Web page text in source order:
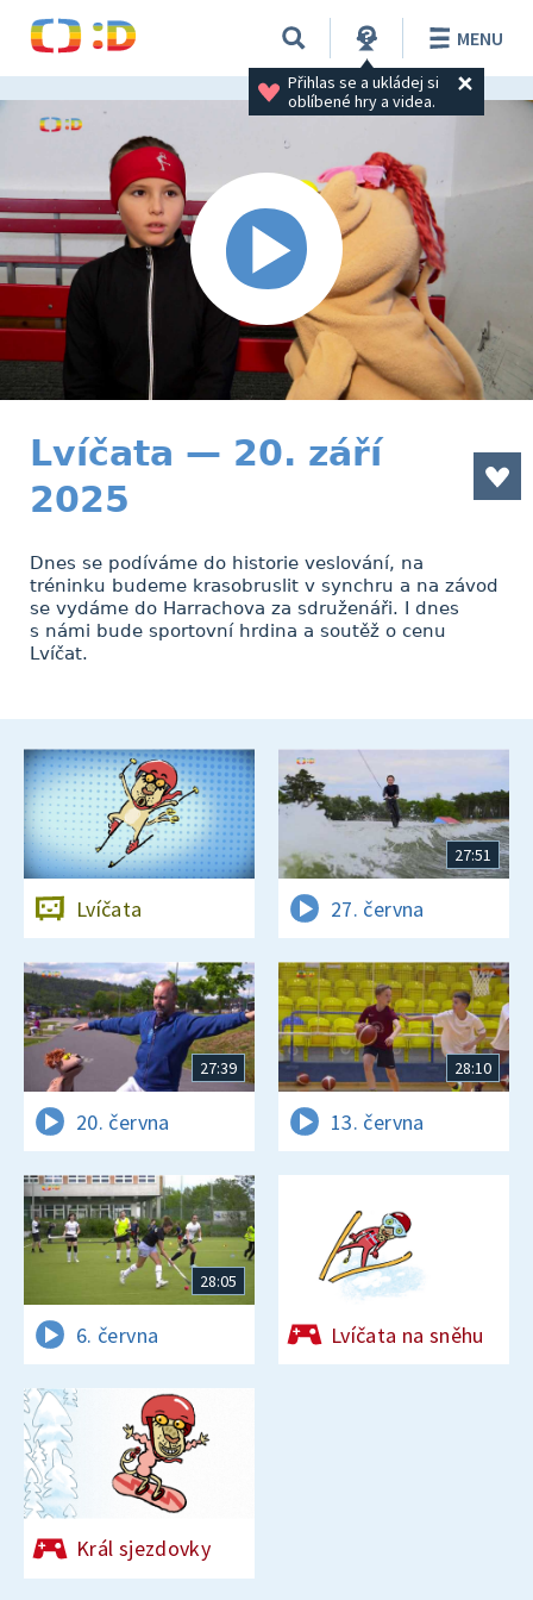
Přihlas se a ukládej si
oblíbené hry a videa.
MENU
Lvíčata — 20. září
2025
Dnes se podíváme do historie veslování, na
tréninku budeme krasobruslit v synchru a na závod
se vydáme do Harrachova za sdruženáři. I dnes
s námi bude sportovní hrdina a soutěž o cenu
Lvíčat.
Lvíčata
27:51
27. června
27:39
20. června
28:10
13. června
28:05
6. června Lvíčata na sněhu
Král sjezdovky